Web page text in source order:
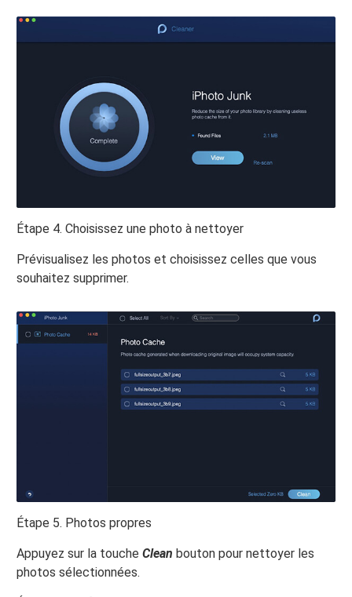
Étape 4. Choisissez une photo à nettoyer
Prévisualisez les photos et choisissez celles que vous
souhaitez supprimer.
Étape 5. Photos propres
Appuyez sur la toucheClean bouton pour nettoyer les
photos sélectionnées.